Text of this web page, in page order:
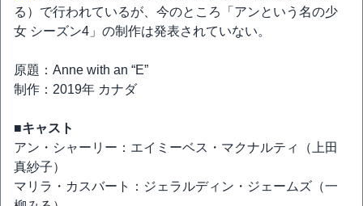
る）で行われているが、今のところ「アンという名の少
女 シーズン4」の制作は発表されていない。
原題：Anne with an “E”
制作：2019年 カナダ
■キャスト
アン・シャーリー：エイミーベス・マクナルティ（上田
真紗子）
マリラ・カスバート：ジェラルディン・ジェームズ（一